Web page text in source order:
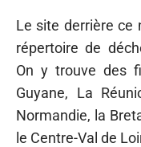
Le site derrière ce
répertoire de
On y trouve des
Guyane, La
Normandie, la
le Centre-Val de